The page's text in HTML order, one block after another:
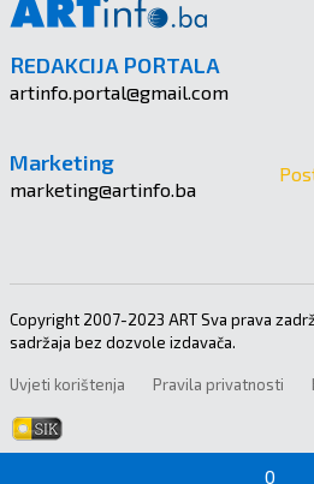
0
REDAKCIJA PORTALA
artinfo.portal@gmail.com
Marketing
marketing@artinfo.ba
Copyright 2007-2023 ART Sva prava
sadržaja bez dozvole izdavača.
Uvjeti korištenja Pravila privatnosti